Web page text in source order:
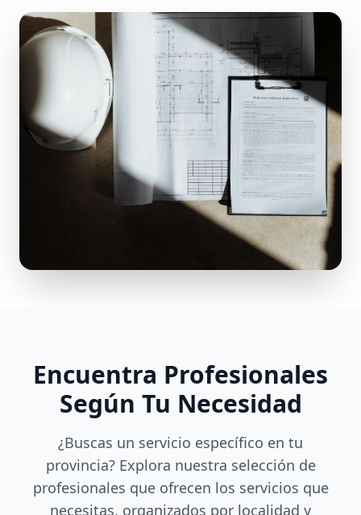
Encuentra Profesionales
Según Tu Necesidad
¿Buscas un servicio específico en tu
provincia? Explora nuestra selección de
profesionales que ofrecen los servicios que
necesitas, organizados por localidad y